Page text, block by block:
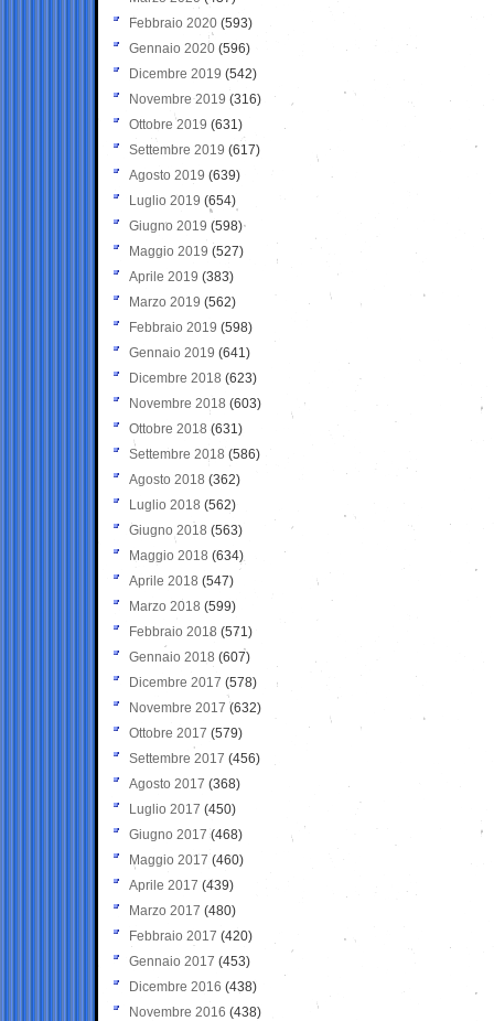
Febbraio 2020 (593)
Gennaio 2020 (596)
Dicembre 2019 (542)
Novembre 2019 (316)
Ottobre 2019 (631)
Settembre 2019 (617)
Agosto 2019 (639)
Luglio 2019 (654)
Giugno 2019 (598)
Maggio 2019 (527)
Aprile 2019 (383)
Marzo 2019 (562)
Febbraio 2019 (598)
Gennaio 2019 (641)
Dicembre 2018 (623)
Novembre 2018 (603)
Ottobre 2018 (631)
Settembre 2018 (586)
Agosto 2018 (362)
Luglio 2018 (562)
Giugno 2018 (563)
Maggio 2018 (634)
Aprile 2018 (547)
Marzo 2018 (599)
Febbraio 2018 (571)
Gennaio 2018 (607)
Dicembre 2017 (578)
Novembre 2017 (632)
Ottobre 2017 (579)
Settembre 2017 (456)
Agosto 2017 (368)
Luglio 2017 (450)
Giugno 2017 (468)
Maggio 2017 (460)
Aprile 2017 (439)
Marzo 2017 (480)
Febbraio 2017 (420)
Gennaio 2017 (453)
Dicembre 2016 (438)
Novembre 2016 (438)